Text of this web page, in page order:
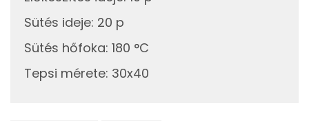
Fehérje
Összesen
Sütés ideje: 20 p
Sütés hőfoka: 180 °C
Tepsi mérete: 30x40